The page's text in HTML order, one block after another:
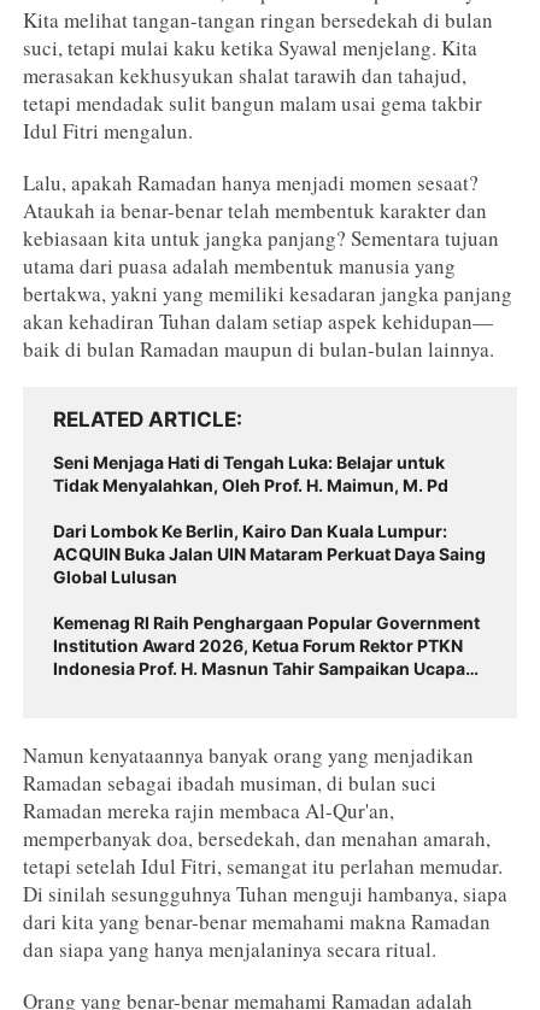
Kita melihat tangan-tangan ringan bersedekah di bulan
suci, tetapi mulai kaku ketika Syawal menjelang. Kita
merasakan kekhusyukan shalat tarawih dan tahajud,
tetapi mendadak sulit bangun malam usai gema takbir
Idul Fitri mengalun.
Lalu, apakah Ramadan hanya menjadi momen sesaat?
Ataukah ia benar-benar telah membentuk karakter dan
kebiasaan kita untuk jangka panjang? Sementara tujuan
utama dari puasa adalah membentuk manusia yang
bertakwa, yakni yang memiliki kesadaran jangka panjang
akan kehadiran Tuhan dalam setiap aspek kehidupan—
baik di bulan Ramadan maupun di bulan-bulan lainnya.
RELATED ARTICLE
Seni Menjaga Hati di Tengah Luka: Belajar untuk
Tidak Menyalahkan, Oleh Prof. H. Maimun, M. Pd
Dari Lombok Ke Berlin, Kairo Dan Kuala Lumpur:
ACQUIN Buka Jalan UIN Mataram Perkuat Daya Saing
Global Lulusan
Kemenag RI Raih Penghargaan Popular Government
Institution Award 2026, Ketua Forum Rektor PTKN
Indonesia Prof. H. Masnun Tahir Sampaikan Ucapan
Namun kenyataannya banyak orang yang menjadikan
Ramadan sebagai ibadah musiman, di bulan suci
Ramadan mereka rajin membaca Al-Qur'an,
memperbanyak doa, bersedekah, dan menahan amarah,
tetapi setelah Idul Fitri, semangat itu perlahan memudar.
Di sinilah sesungguhnya Tuhan menguji hambanya, siapa
dari kita yang benar-benar memahami makna Ramadan
dan siapa yang hanya menjalaninya secara ritual.
Orang yang benar-benar memahami Ramadan adalah